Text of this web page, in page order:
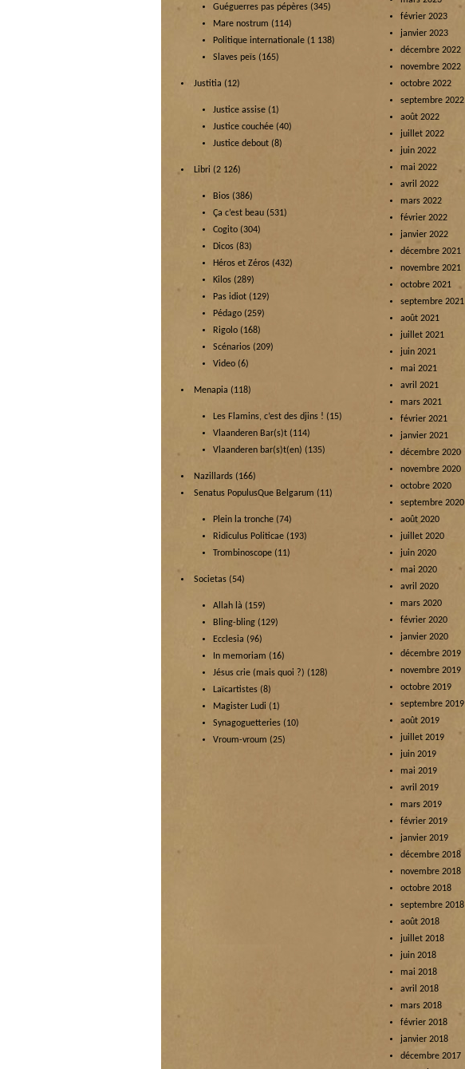
Guéguerres pas pépères (345)
Mare nostrum (114)
Politique internationale (1 138)
Slaves peïs (165)
Justitia (12)
Justice assise (1)
Justice couchée (40)
Justice debout (8)
Libri (2 126)
Bios (386)
Ça c’est beau (531)
Cogito (304)
Dicos (83)
Héros et Zéros (432)
Kilos (289)
Pas idiot (129)
Pédago (259)
Rigolo (168)
Scénarios (209)
Video (6)
Menapia (118)
Les Flamins, c’est des djins ! (15)
Vlaanderen Bar(s)t (114)
Vlaanderen bar(s)t(en) (135)
Nazillards (166)
Senatus PopulusQue Belgarum (11)
Plein la tronche (74)
Ridiculus Politicae (193)
Trombinoscope (11)
Societas (54)
Allah là (159)
Bling-bling (129)
Ecclesia (96)
In memoriam (16)
Jésus crie (mais quoi ?) (128)
Laïcartistes (8)
Magister Ludi (1)
Synagoguetteries (10)
Vroum-vroum (25)
février 2023
janvier 2023
décembre 2022
novembre 2022
octobre 2022
septembre 2022
août 2022
juillet 2022
juin 2022
mai 2022
avril 2022
mars 2022
février 2022
janvier 2022
décembre 2021
novembre 2021
octobre 2021
septembre 2021
août 2021
juillet 2021
juin 2021
mai 2021
avril 2021
mars 2021
février 2021
janvier 2021
décembre 2020
novembre 2020
octobre 2020
septembre 2020
août 2020
juillet 2020
juin 2020
mai 2020
avril 2020
mars 2020
février 2020
janvier 2020
décembre 2019
novembre 2019
octobre 2019
septembre 2019
août 2019
juillet 2019
juin 2019
mai 2019
avril 2019
mars 2019
février 2019
janvier 2019
décembre 2018
novembre 2018
octobre 2018
septembre 2018
août 2018
juillet 2018
juin 2018
mai 2018
avril 2018
mars 2018
février 2018
janvier 2018
décembre 2017